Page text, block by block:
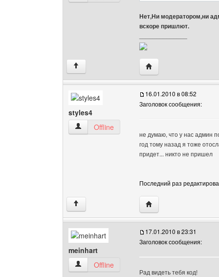
Нет,Ни модератором,ни
вскоре пришлют.
↑ Посетить сайт
styles4
styles4 Посмотреть профиль
Offline
16.01.2010 в 08:52
Заголовок сообщения:
не думаю, что у нас админ
год тому назад я тоже
придет... никто не пришел
Последний раз
↑ Посетить сайт
meinhart
meinhart Посмотреть профиль
Offline
17.01.2010 в 23:31
Заголовок сообщения:
Рад видеть тебя код!